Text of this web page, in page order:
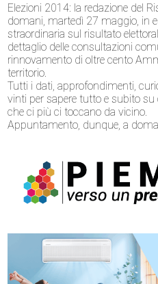
Elezioni 2014: la redazione del
domani, martedì 27 maggio, in
straordinaria sul risultato
dettaglio delle consultazioni
rinnovamento di oltre cento
territorio.
Tutti i dati, approfondimenti,
vinti per sapere tutto e subito su
che ci più ci toccano da vicino.
Appuntamento, dunque, a